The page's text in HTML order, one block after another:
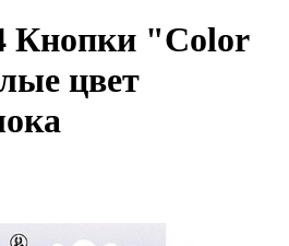
Кнопки "Color
цвет